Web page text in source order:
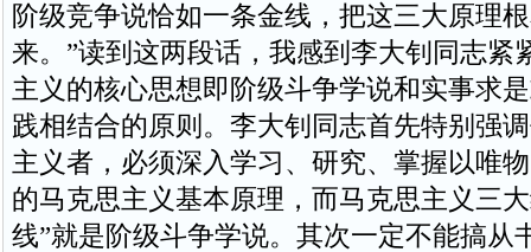
阶级竞争说恰如一条金线，把这三大原理
来。”读到这两段话，我感到李大钊同志紧
主义的核心思想即阶级斗争学说和实事求
践相结合的原则。李大钊同志首先特别强
主义者，必须深入学习、研究、掌握以唯
的马克思主义基本原理，而马克思主义三
线”就是阶级斗争学说。其次一定不能搞从